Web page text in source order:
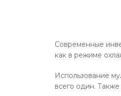
Современные
как в режиме
Использование
всего один.